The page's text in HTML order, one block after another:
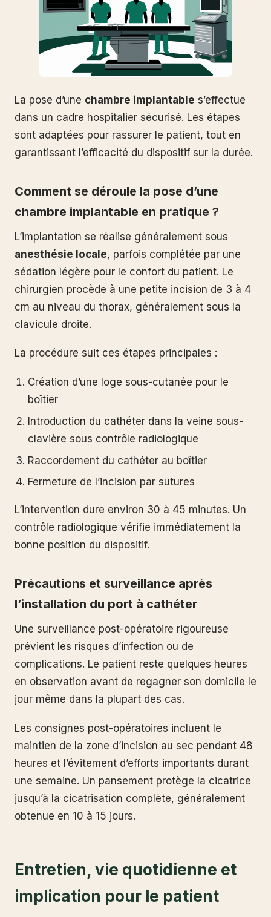
La pose d’une chambre implantable s’effectue
dans un cadre hospitalier sécurisé. Les étapes
sont adaptées pour rassurer le patient, tout en
garantissant l’efficacité du dispositif sur la durée.
Comment se déroule la pose d’une
chambre implantable en pratique ?
L’implantation se réalise généralement sous
anesthésie locale, parfois complétée par une
sédation légère pour le confort du patient. Le
chirurgien procède à une petite incision de 3 à 4
cm au niveau du thorax, généralement sous la
clavicule droite.
La procédure suit ces étapes principales :
Création d’une loge sous-cutanée pour le
boîtier
Introduction du cathéter dans la veine sous-
clavière sous contrôle radiologique
Raccordement du cathéter au boîtier
Fermeture de l’incision par sutures
L’intervention dure environ 30 à 45 minutes. Un
contrôle radiologique vérifie immédiatement la
bonne position du dispositif.
Précautions et surveillance après
l’installation du port à cathéter
Une surveillance post-opératoire rigoureuse
prévient les risques d’infection ou de
complications. Le patient reste quelques heures
en observation avant de regagner son domicile le
jour même dans la plupart des cas.
Les consignes post-opératoires incluent le
maintien de la zone d’incision au sec pendant 48
heures et l’évitement d’efforts importants durant
une semaine. Un pansement protège la cicatrice
jusqu’à la cicatrisation complète, généralement
obtenue en 10 à 15 jours.
Entretien, vie quotidienne et
implication pour le patient